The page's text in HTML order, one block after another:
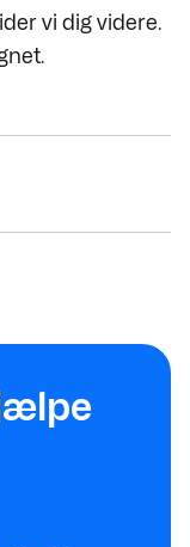
vi dig videre.